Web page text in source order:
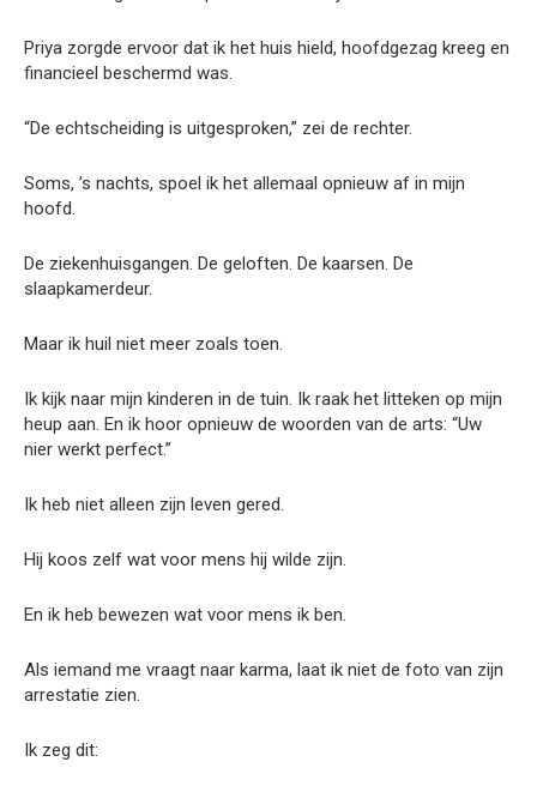
Priya zorgde ervoor dat ik het huis hield, hoofdgezag kreeg en
financieel beschermd was.
“De echtscheiding is uitgesproken,” zei de rechter.
Soms, ’s nachts, spoel ik het allemaal opnieuw af in mijn
hoofd.
De ziekenhuisgangen. De geloften. De kaarsen. De
slaapkamerdeur.
Maar ik huil niet meer zoals toen.
Ik kijk naar mijn kinderen in de tuin. Ik raak het litteken op mijn
heup aan. En ik hoor opnieuw de woorden van de arts: “Uw
nier werkt perfect.”
Ik heb niet alleen zijn leven gered.
Hij koos zelf wat voor mens hij wilde zijn.
En ik heb bewezen wat voor mens ik ben.
Als iemand me vraagt naar karma, laat ik niet de foto van zijn
arrestatie zien.
Ik zeg dit: